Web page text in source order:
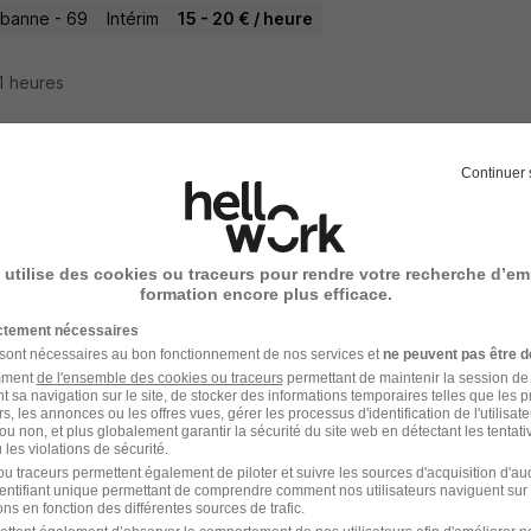
- 69 Intérim 15 - 20 € / heure
heures
l'un des premiers à postuler
ARALIS Super recruteur
69 CDI 2 227 - 2 327 € / mois
heures
de Nettoyage Industriel Agent
Continuer
utilise des cookies ou traceurs pour rendre votre recherche
formation encore plus efficace.
nécessaires
nécessaires au bon fonctionnement de nos services et ne peuvent pas être
de l'ensemble des cookies ou traceurspermettant de maintenir la session
sa navigation sur le site, de stocker des informations temporaires telles que les
les annonces ou les offres vues, gérer les processus d'identification de
non, et plus globalement garantir la sécurité du site web en détectant les
violations de sécurité.
traceurs permettent également de piloter et suivre les sources d'acquisition
unique permettant de comprendre comment nos utilisateurs naviguent sur
en fonction des différentes sources de trafic.